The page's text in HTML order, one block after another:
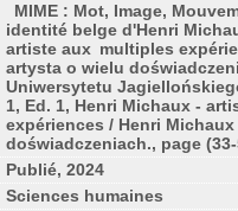
MIME : Mot, Image,
identité belge d'Henri
artiste aux multiples
artysta o wielu
Uniwersytetu
1, Ed. 1, Henri Michaux -
expériences / Henri
doświadczeniach., page
Publié, 2024
Sciences humaines